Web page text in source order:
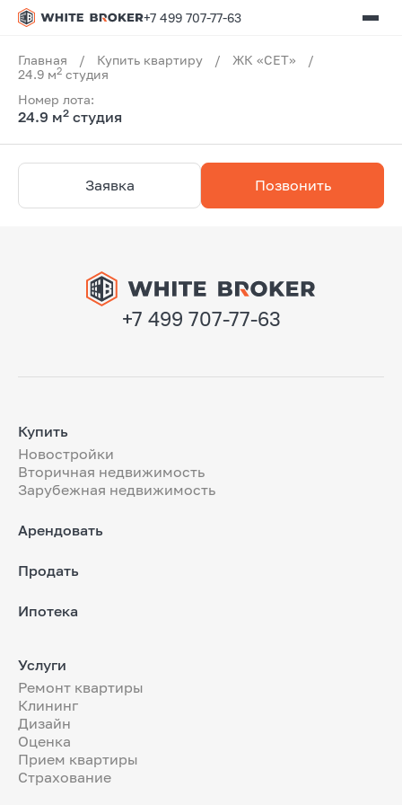
+7 499 707-77-63
Главная / Купить квартиру / ЖК «СЕТ»
/
24.9 м2 студия
Номер лота:
24.9 м2 студия
Заявка Позвонить
+7 499 707-77-63
Купить
Новостройки
Вторичная недвижимость
Зарубежная недвижимость
Арендовать
Продать
Ипотека
Услуги
Ремонт квартиры
Клининг
Дизайн
Оценка
Прием квартиры
Страхование